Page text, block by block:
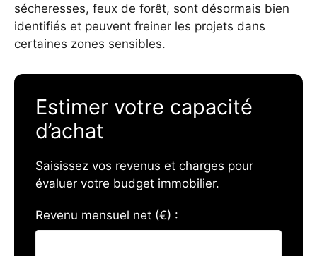
sécheresses, feux de forêt, sont désormais bien
identifiés et peuvent freiner les projets dans
certaines zones sensibles.
Estimer votre capacité
d’achat
Saisissez vos revenus et charges pour
évaluer votre budget immobilier.
Revenu mensuel net (€) :